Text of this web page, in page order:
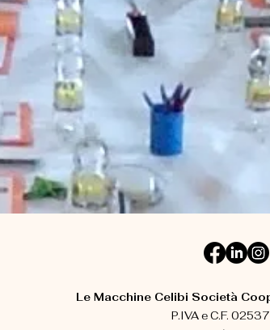
Le Macchine Celibi Società
P.IVA e C.F.